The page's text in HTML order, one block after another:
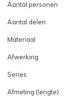
Aantal personen
Aantal delen
Materiaal
Afwerking
Series
Afmeting (lengte)